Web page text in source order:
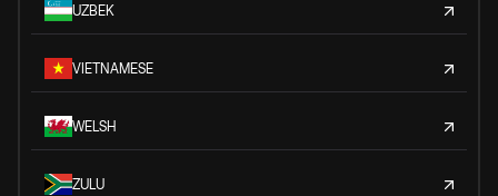
UZBEK
VIETNAMESE
WELSH
ZULU